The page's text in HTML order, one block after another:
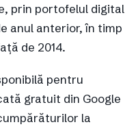
prin portofelul digital
anul anterior, în timp
de 2014.
pentru
gratuit din Google
la